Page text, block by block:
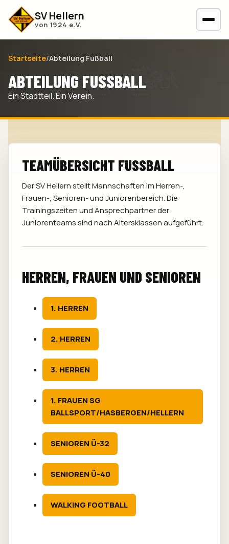
SV Hellern
von 1924 e.V.
Startseite/Abteilung Fußball
ABTEILUNG FUSSBALL
Ein Stadtteil. Ein Verein.
TEAMÜBERSICHT FUSSBALL
Der SV Hellern stellt Mannschaften im Herren-,
Frauen-, Senioren- und Juniorenbereich. Die
Trainingszeiten und Ansprechpartner der
Juniorenteams sind nach Altersklassen aufgeführt.
HERREN, FRAUEN UND SENIOREN
1. HERREN
2. HERREN
3. HERREN
1. FRAUEN SG
BALLSPORT/HASBERGEN/HELLERN
SENIOREN Ü-32
SENIOREN Ü-40
WALKING FOOTBALL